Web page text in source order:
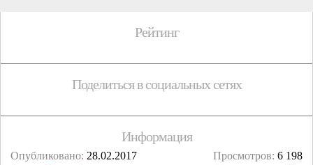
Рейтинг
Поделиться в социальных сетях
Информация
Просмотров: 6 198
Опубликовано: 28.02.2017